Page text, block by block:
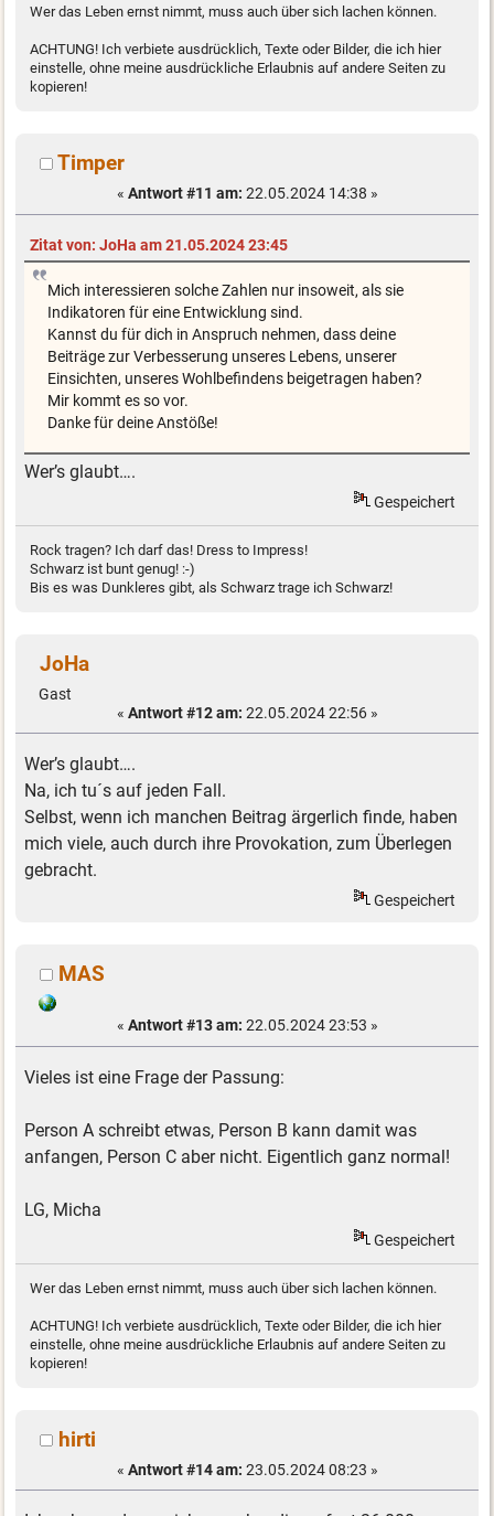
Wer das Leben ernst nimmt, muss auch über sich lachen können.
ACHTUNG! Ich verbiete ausdrücklich, Texte oder Bilder, die ich hier
einstelle, ohne meine ausdrückliche Erlaubnis auf andere Seiten zu
kopieren!
Timper
« Antwort #11 am: 22.05.2024 14:38 »
Zitat von: JoHa am 21.05.2024 23:45
Mich interessieren solche Zahlen nur insoweit, als sie
Indikatoren für eine Entwicklung sind.
Kannst du für dich in Anspruch nehmen, dass deine
Beiträge zur Verbesserung unseres Lebens, unserer
Einsichten, unseres Wohlbefindens beigetragen haben?
Mir kommt es so vor.
Danke für deine Anstöße!
Wer’s glaubt….
Gespeichert
Rock tragen? Ich darf das! Dress to Impress!
Schwarz ist bunt genug! :-)
Bis es was Dunkleres gibt, als Schwarz trage ich Schwarz!
JoHa
Gast
« Antwort #12 am: 22.05.2024 22:56 »
Wer’s glaubt….
Na, ich tu´s auf jeden Fall.
Selbst, wenn ich manchen Beitrag ärgerlich finde, haben
mich viele, auch durch ihre Provokation, zum Überlegen
gebracht.
Gespeichert
MAS
« Antwort #13 am: 22.05.2024 23:53 »
Vieles ist eine Frage der Passung:
Person A schreibt etwas, Person B kann damit was
anfangen, Person C aber nicht. Eigentlich ganz normal!
LG, Micha
Gespeichert
Wer das Leben ernst nimmt, muss auch über sich lachen können.
ACHTUNG! Ich verbiete ausdrücklich, Texte oder Bilder, die ich hier
einstelle, ohne meine ausdrückliche Erlaubnis auf andere Seiten zu
kopieren!
hirti
« Antwort #14 am: 23.05.2024 08:23 »